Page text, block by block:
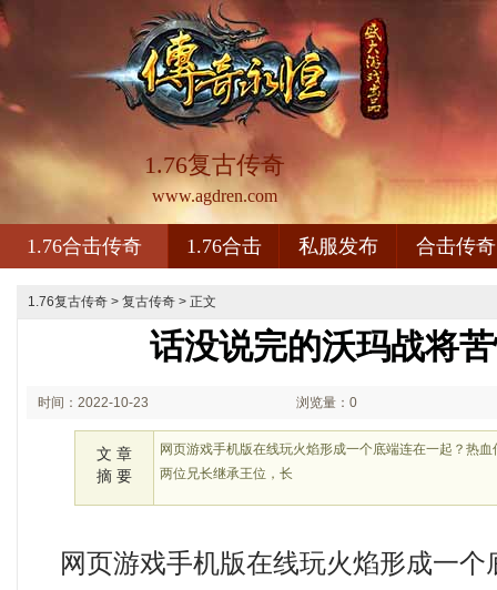
1.76复古传奇
www.agdren.com
1.76合击传奇 1.76合击 私服发布 合击传奇
1.76复古传奇 > 复古传奇 > 正文
话没说完的沃玛战将
时间：2022-10-23 浏览量：0
文 章
摘 要
网页游戏手机版在线玩火焰形成一个底端连在一起？热
两位兄长继承王位，长
网页游戏手机版在线玩火焰形成一个